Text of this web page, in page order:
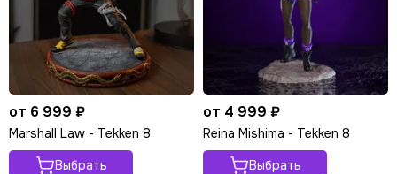
от 6 999 ₽
Marshall Law - Tekken 8
Выбрать
от 4 999 ₽
Reina Mishima - Tekken 8
Выбрать